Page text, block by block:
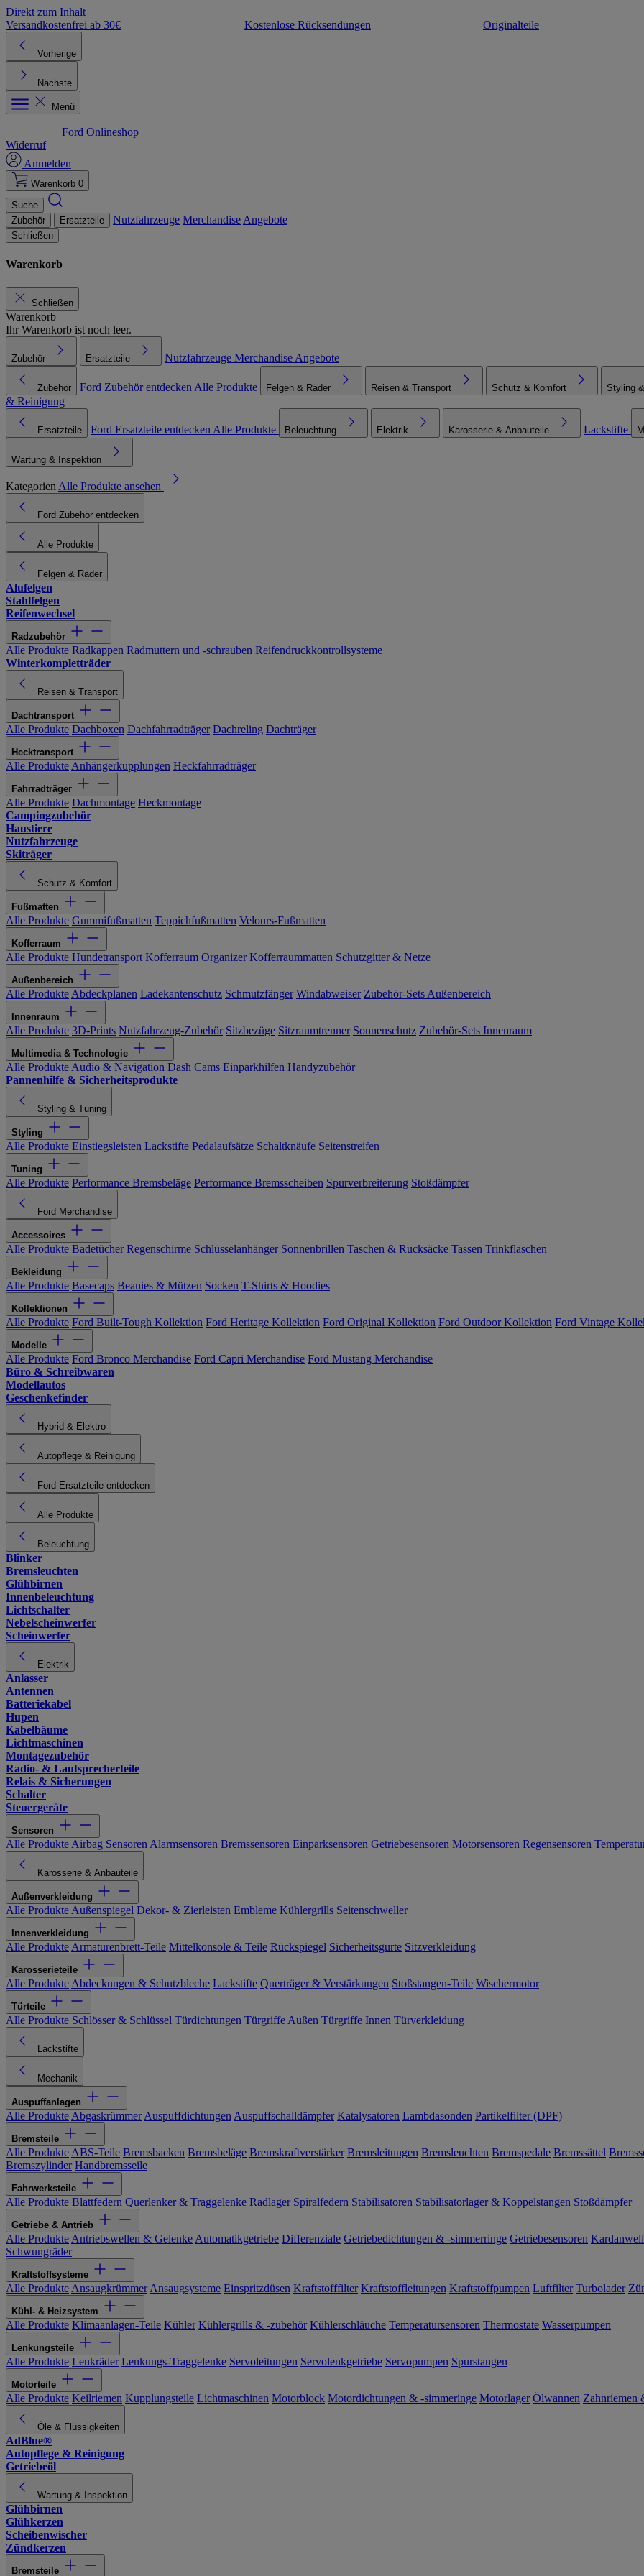
Direkt zum Inhalt
Versandkostenfrei ab 30€
Kostenlose Rücksendungen Originalteile
Vorherige
Nächste
Menü
Ford Onlineshop
Widerruf
Anmelden
Warenkorb 0
Suche
Zubehör
Ersatzteile Nutzfahrzeuge Merchandise Angebote
Schließen
Warenkorb
Schließen
Warenkorb
Ihr Warenkorb ist noch leer.
Zubehör Ersatzteile Nutzfahrzeuge Merchandise Angebote
Zubehör Ford Zubehör entdecken Alle Produkte Felgen & Räder Reisen & Transport Schutz & Komfort Styling
& Reinigung
Ersatzteile Ford Ersatzteile entdecken Alle Produkte Beleuchtung Elektrik Karosserie & Anbauteile Lackstifte
Wartung & Inspektion
Kategorien Alle Produkte ansehen
Ford Zubehör entdecken
Alle Produkte
Felgen & Räder
Alufelgen
Stahlfelgen
Reifenwechsel
Radzubehör
Alle Produkte Radkappen Radmuttern und -schrauben Reifendruckkontrollsysteme
Winterkompletträder
Reisen & Transport
Dachtransport
Alle Produkte Dachboxen Dachfahrradträger Dachreling Dachträger
Hecktransport
Alle Produkte Anhängerkupplungen Heckfahrradträger
Fahrradträger
Alle Produkte Dachmontage Heckmontage
Campingzubehör
Haustiere
Nutzfahrzeuge
Skiträger
Schutz & Komfort
Fußmatten
Alle Produkte Gummifußmatten Teppichfußmatten Velours-Fußmatten
Kofferraum
Alle Produkte Hundetransport Kofferraum Organizer Kofferraummatten Schutzgitter & Netze
Außenbereich
Alle Produkte Abdeckplanen Ladekantenschutz Schmutzfänger Windabweiser Zubehör-Sets Außenbereich
Innenraum
Alle Produkte 3D-Prints Nutzfahrzeug-Zubehör Sitzbezüge Sitzraumtrenner Sonnenschutz Zubehör-Sets Innenraum
Multimedia & Technologie
Alle Produkte Audio & Navigation Dash Cams Einparkhilfen Handyzubehör
Pannenhilfe & Sicherheitsprodukte
Styling & Tuning
Styling
Alle Produkte Einstiegsleisten Lackstifte Pedalaufsätze Schaltknäufe Seitenstreifen
Tuning
Alle Produkte Performance Bremsbeläge Performance Bremsscheiben Spurverbreiterung Stoßdämpfer
Ford Merchandise
Accessoires
Alle Produkte Badetücher Regenschirme Schlüsselanhänger Sonnenbrillen Taschen & Rucksäcke Tassen Trinkflaschen
Bekleidung
Alle Produkte Basecaps Beanies & Mützen Socken T-Shirts & Hoodies
Kollektionen
Alle Produkte Ford Built-Tough Kollektion Ford Heritage Kollektion Ford Original Kollektion Ford Outdoor Kollektion Ford Vintage
Modelle
Alle Produkte Ford Bronco Merchandise Ford Capri Merchandise Ford Mustang Merchandise
Büro & Schreibwaren
Modellautos
Geschenkefinder
Hybrid & Elektro
Autopflege & Reinigung
Ford Ersatzteile entdecken
Alle Produkte
Beleuchtung
Blinker
Bremsleuchten
Glühbirnen
Innenbeleuchtung
Lichtschalter
Nebelscheinwerfer
Scheinwerfer
Elektrik
Anlasser
Antennen
Batteriekabel
Hupen
Kabelbäume
Lichtmaschinen
Montagezubehör
Radio- & Lautsprecherteile
Relais & Sicherungen
Schalter
Steuergeräte
Sensoren
Alle Produkte Airbag Sensoren Alarmsensoren Bremssensoren Einparksensoren Getriebesensoren Motorsensoren Regensensoren
Karosserie & Anbauteile
Außenverkleidung
Alle Produkte Außenspiegel Dekor- & Zierleisten Embleme Kühlergrills Seitenschweller
Innenverkleidung
Alle Produkte Armaturenbrett-Teile Mittelkonsole & Teile Rückspiegel Sicherheitsgurte Sitzverkleidung
Karosserieteile
Alle Produkte Abdeckungen & Schutzbleche Lackstifte Querträger & Verstärkungen Stoßstangen-Teile Wischermotor
Türteile
Alle Produkte Schlösser & Schlüssel Türdichtungen Türgriffe Außen Türgriffe Innen Türverkleidung
Lackstifte
Mechanik
Auspuffanlagen
Alle Produkte Abgaskrümmer Auspuffdichtungen Auspuffschalldämpfer Katalysatoren Lambdasonden Partikelfilter (DPF)
Bremsteile
Alle Produkte ABS-Teile Bremsbacken Bremsbeläge Bremskraftverstärker Bremsleitungen Bremsleuchten Bremspedale Bremssättel
Bremszylinder Handbremsseile
Fahrwerksteile
Alle Produkte Blattfedern Querlenker & Traggelenke Radlager Spiralfedern Stabilisatoren Stabilisatorlager & Koppelstangen Stoßdämpfer
Getriebe & Antrieb
Alle Produkte Antriebswellen & Gelenke Automatikgetriebe Differenziale Getriebedichtungen & -simmerringe Getriebesensoren
Schwungräder
Kraftstoffsysteme
Alle Produkte Ansaugkrümmer Ansaugsysteme Einspritzdüsen Kraftstofffilter Kraftstoffleitungen Kraftstoffpumpen Luftfilter Turbolader
Kühl- & Heizsystem
Alle Produkte Klimaanlagen-Teile Kühler Kühlergrills & -zubehör Kühlerschläuche Temperatursensoren Thermostate Wasserpumpen
Lenkungsteile
Alle Produkte Lenkräder Lenkungs-Traggelenke Servoleitungen Servolenkgetriebe Servopumpen Spurstangen
Motorteile
Alle Produkte Keilriemen Kupplungsteile Lichtmaschinen Motorblock Motordichtungen & -simmeringe Motorlager Ölwannen Zahnriemen
Öle & Flüssigkeiten
AdBlue®
Autopflege & Reinigung
Getriebeöl
Wartung & Inspektion
Glühbirnen
Glühkerzen
Scheibenwischer
Zündkerzen
Bremsteile